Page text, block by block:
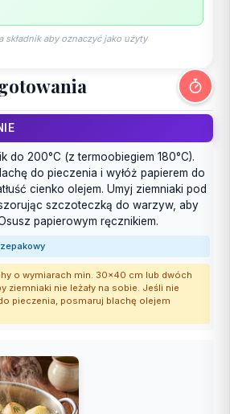
składnik aby oznaczyć jako użyty
do 200°C (z termoobiegiem 180°C).
do pieczenia i wyłóż papierem do
cienko olejem. Umyj ziemniaki pod
szczoteczką do warzyw, aby
papierowym ręcznikiem.
o wymiarach min. 30x40 cm lub dwóch
ziemniaki nie leżały na sobie. Jeśli nie
pieczenia, posmaruj blachę olejem